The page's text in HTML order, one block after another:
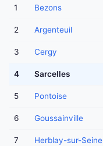
1 Bezons
2 Argenteuil
3 Cergy
4 Sarcelles
5 Pontoise
6 Goussainville
7 Herblay-sur-Seine